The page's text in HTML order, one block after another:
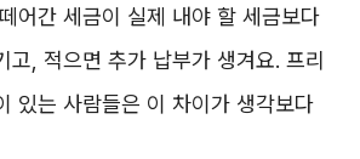
어간 세금이 실제 내야 할 세금보다
고, 적으면 추가 납부가 생겨요. 프리
있는 사람들은 이 차이가 생각보다